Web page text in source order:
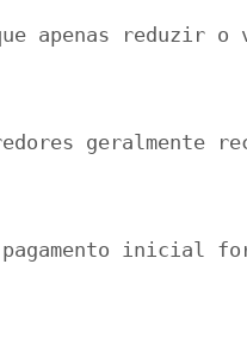
apenas reduzir o
geralmente
pagamento inicial